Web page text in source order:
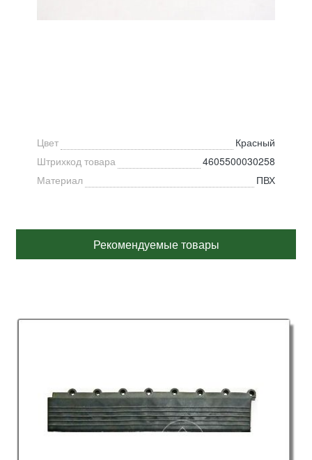
Цвет
Красный
Штрихкод товара
4605500030258
Материал
ПВХ
Рекомендуемые товары